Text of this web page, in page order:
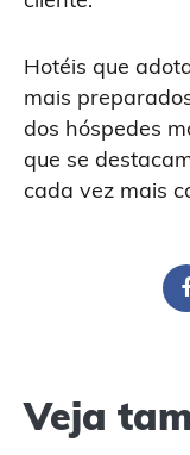
Hotéis que
mais
dos hóspedes
que se
cada vez mais
Veja